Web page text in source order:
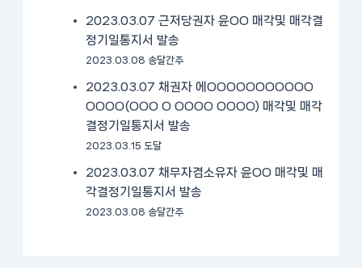
2023.03.07 근저당권자 윤OO 매각및 매각결
정기일통지서 발송
2023.03.08 송달간주
2023.03.07 채권자 에OOOOOOOOOOO
OOOO(OOO O OOOO OOOO) 매각및 매각
결정기일통지서 발송
2023.03.15 도달
2023.03.07 채무자겸소유자 윤OO 매각및 매
각결정기일통지서 발송
2023.03.08 송달간주